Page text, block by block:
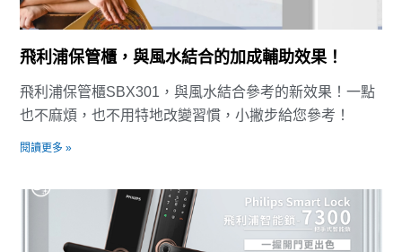
飛利浦保管櫃，與風水結合的加成輔助效果！
飛利浦保管櫃SBX301，與風水結合參考的新效果！一點
也不麻煩，也不用特地改變習慣，小撇步給您參考！
閱讀更多 »